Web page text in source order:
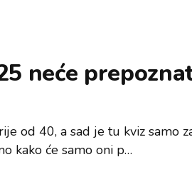
neće
od 40, a sad je tu kviz samo
kako će samo oni p…